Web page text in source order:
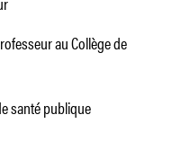
au Collège de
santé publique